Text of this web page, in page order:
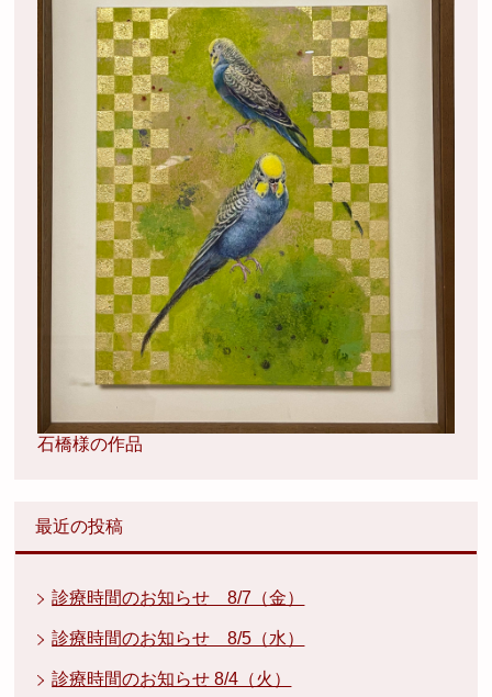
石橋様の作品
最近の投稿
診療時間のお知らせ 8/7（金）
診療時間のお知らせ 8/5（水）
診療時間のお知らせ 8/4（火）